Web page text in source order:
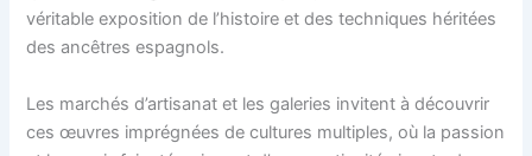
véritable exposition de l’histoire et des techniques héritées
des ancêtres espagnols.
Les marchés d’artisanat et les galeries invitent à découvrir
ces œuvres imprégnées de cultures multiples, où la passion